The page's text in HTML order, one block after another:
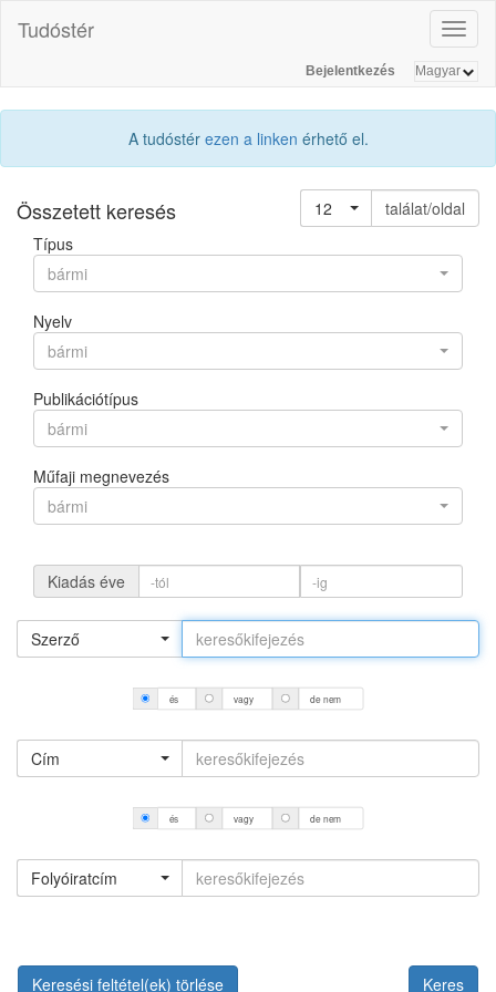
Tudóstér
Bejelentkezés
A tudóstér ezen a linken érhető el.
Összetett keresés 12
találat/oldal
Típus
bármi
Nyelv
bármi
Publikációtípus
bármi
Műfaji megnevezés
bármi
Kiadás éve
Szerző
és vagy de nem
Cím
és vagy de nem
Folyóiratcím
Keresési feltétel(ek) törlése